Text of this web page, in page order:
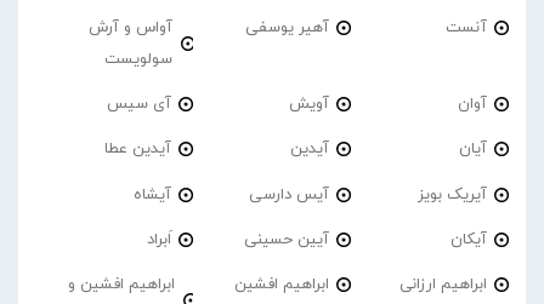
آنست آهیر یوسفی
آواس و آرش
سولویست
آوان آویش آی سیس
آیان آیدین آیدین عطا
آیریک بویز آیس دارسی آیشاه
آیکان آیین حسینی اَبراد
ابراهیم ارزانی ابراهیم افشین
ابراهیم افشین و